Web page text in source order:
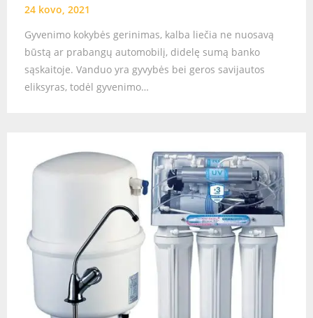
24 kovo, 2021
Gyvenimo kokybės gerinimas, kalba liečia ne nuosavą
būstą ar prabangų automobilį, didelę sumą banko
sąskaitoje. Vanduo yra gyvybės bei geros savijautos
eliksyras, todėl gyvenimo…